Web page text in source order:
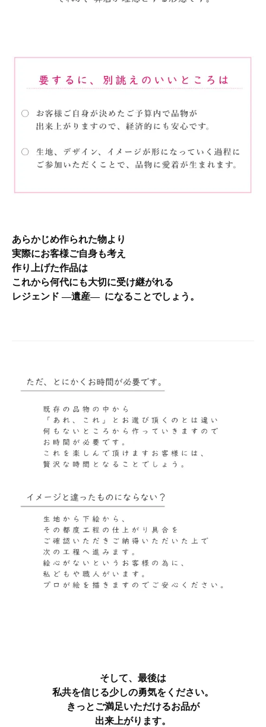
あらかじめ作られた物より
実際にお客様ご自身も考え
作り上げた作品は
これから何代にも大切に受け継がれる
レジェンド ―遺産― になることでしょう。
そして、最後は
私共を信じる少しの勇気をください。
きっとご満足いただけるお品が
出来上がります。